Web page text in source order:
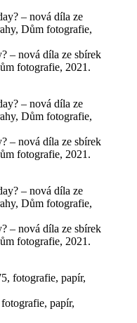
– nová díla ze sbírek
fotografie, 2021.
– nová díla ze sbírek
fotografie, 2021.
– nová díla ze sbírek
fotografie, 2021.
papír,